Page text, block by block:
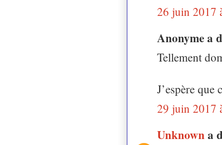
26 juin 2017
Anonyme a
Tellement
J’espère que
29 juin 2017
Unknowna